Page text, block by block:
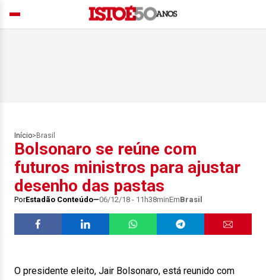
Início> Brasil
Bolsonaro se reúne com
futuros ministros para ajustar
desenho das pastas
PorEstadão Conteúdo 06/12/18 - 11h38minEmBrasil
O presidente eleito, Jair Bolsonaro, está reunido com